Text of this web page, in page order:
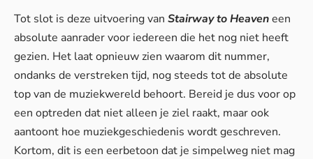
Tot slot is deze uitvoering van Stairway to Heaveneen
absolute aanrader voor iedereen die het nog niet heeft
gezien. Het laat opnieuw zien waarom dit nummer,
ondanks de verstreken tijd, nog steeds tot de absolute
top van de muziekwereld behoort. Bereid je dus voor op
een optreden dat niet alleen je ziel raakt, maar ook
aantoont hoe muziekgeschiedenis wordt geschreven.
Kortom, dit is een eerbetoon dat je simpelweg niet mag